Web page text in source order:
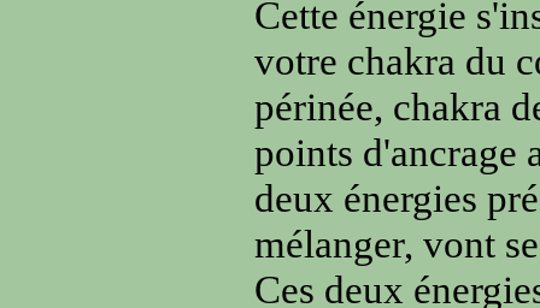
Cette énergie
votre chakra du
périnée, chakra
points d'ancrage
deux énergies
mélanger, vont
Ces deux